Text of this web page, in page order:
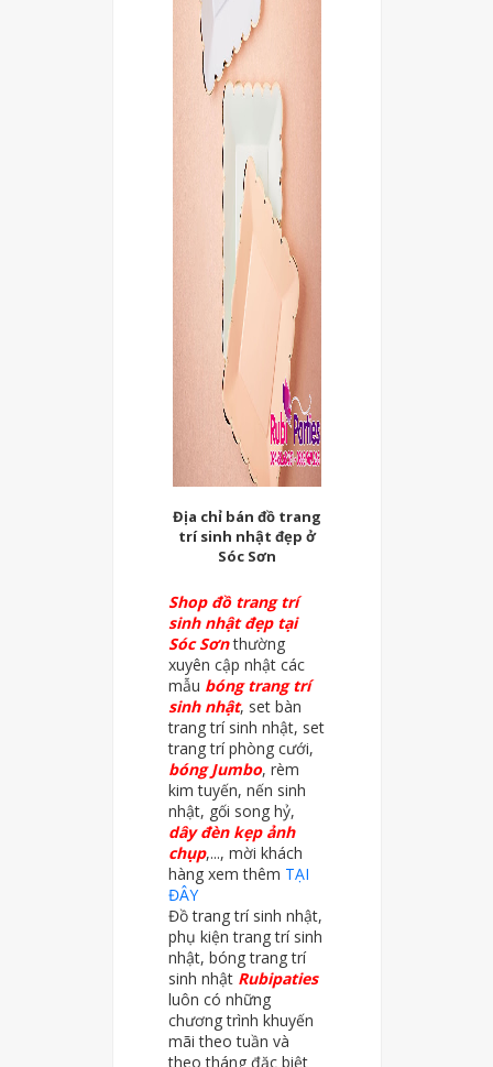
Địa chỉ bán đồ trang
trí sinh nhật đẹp ở
Sóc Sơn
Shop đồ trang trí
sinh nhật đẹp tại
Sóc Sơnthường
xuyên cập nhật các
mẫu bóng trang trí
sinh nhật, set bàn
trang trí sinh nhật, set
trang trí phòng cưới,
bóng Jumbo, rèm
kim tuyến, nến sinh
nhật, gối song hỷ,
dây đèn kẹp ảnh
chụp,..., mời khách
hàng xem thêm TẠI
ĐÂY
Đồ trang trí sinh nhật,
phụ kiện trang trí sinh
nhật, bóng trang trí
sinh nhật Rubipaties
luôn có những
chương trình khuyến
mãi theo tuần và
theo tháng đặc biệt